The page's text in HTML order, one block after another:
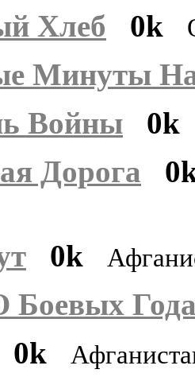
Хлеб 0k
Минуты
Войны
0k
Дорога
0k
Боевых
0k